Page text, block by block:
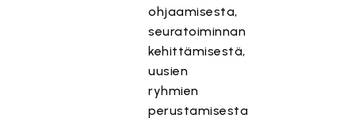
ohjaamisesta,
seuratoiminnan
kehittämisestä,
uusien
ryhmien
perustamisesta